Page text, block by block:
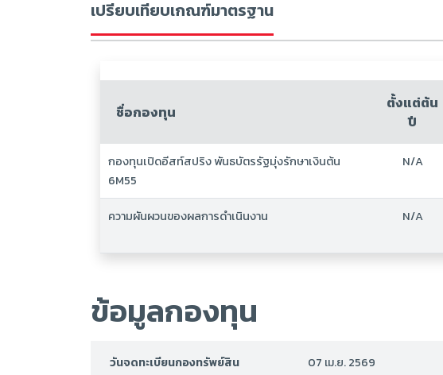
เปรียบเทียบเกณฑ์มาตรฐาน
ชื่อกองทุน
ตั้งแต่ต้น
ปี
กองทุนเปิดอีสท์สปริง พันธบัตรรัฐมุ่งรักษาเงินต้น
6M55
N/A
ความผันผวนของผลการดำเนินงาน N/A
ข้อมูลกองทุน
วันจดทะเบียนกองทรัพย์สิน 07 เม.ย. 2569